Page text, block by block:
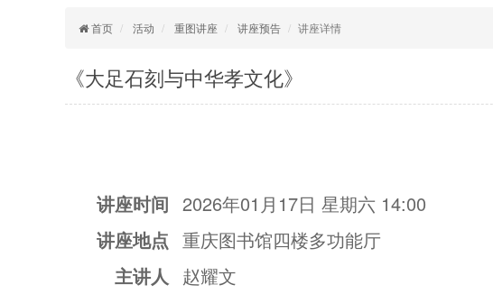
首页 活动 重图讲座 讲座预告 讲座详情
《大足石刻与中华孝文化》
讲座时间 2026年01月17日 星期六 14:00
讲座地点 重庆图书馆四楼多功能厅
主讲人 赵耀文